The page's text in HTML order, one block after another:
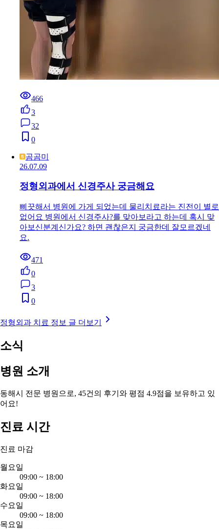
466
3
32
0
곰곰미
26.07.09
정형외과에서 신경주사 궁금해요
삐끗해서 병원에 가게 되었는데 물리치료라는 진전이 별로
없어요 병원에서 신경주사?를 맞아보라고 하는데 혹시 맞
아보신분계신가요? 하면 괜찮은지 궁금한데 잘모르겠네
요.
471
0
3
0
정형외과 치료 정보 글 더보기
소식
병원 소개
동해시 전문 병원으로, 45건의 후기와 평점 4.9점을 보유하고 있
어요!
진료 시간
진료 마감
월요일
09:00 ~ 18:00
화요일
09:00 ~ 18:00
수요일
09:00 ~ 18:00
목요일